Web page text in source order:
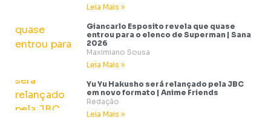
Leia Mais »
Giancarlo Esposito revela que quase
entrou para o elenco de Superman | Sana
2026
Maximiano Sousa
Leia Mais »
Yu Yu Hakusho será relançado pela JBC
em novo formato | Anime Friends
Redação
Leia Mais »